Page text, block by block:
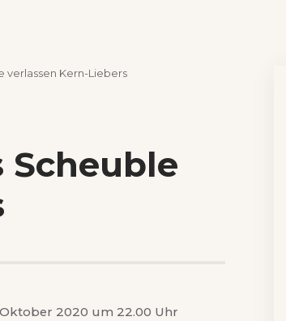
verlassen Kern-Liebers
Scheuble
2020 um 22.00 Uhr